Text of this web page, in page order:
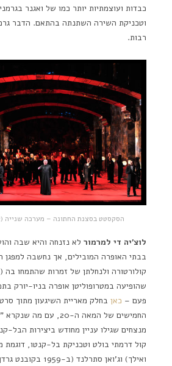
כבדות ועוצמתיות יותר כמו של ואגנר
וטכניקת השירה השתנתה בהתאם. הדבר
רבות.
הסקסטט בסצנת החתונה – מערכה שנייה
לוצ'יה די למרמור לא נזנחה והיא שבה
בבתי האופרה המובילים, אך נחשבה למפגן
קולורטורה ולנחלתן של זמרות שהתמחו בה
פעם – כאן
החמישים של המאה ה-20,
מנצחים שגילו עניין מחודש ביצירות הבל-
ואילך) וג'ואן